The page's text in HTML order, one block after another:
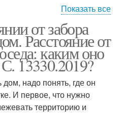
Показать все
от забора
Расстояние от
каким оно
13330.2019?
надо понять, где он
И первое, что нужно
территорию и